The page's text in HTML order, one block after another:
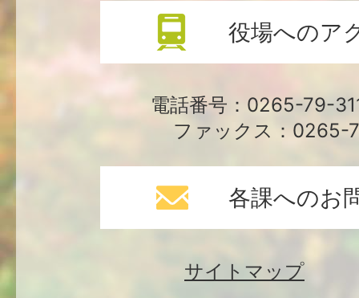
役場へのア
電話番号：0265-79-
ファックス：0265-
各課へのお
サイトマップ